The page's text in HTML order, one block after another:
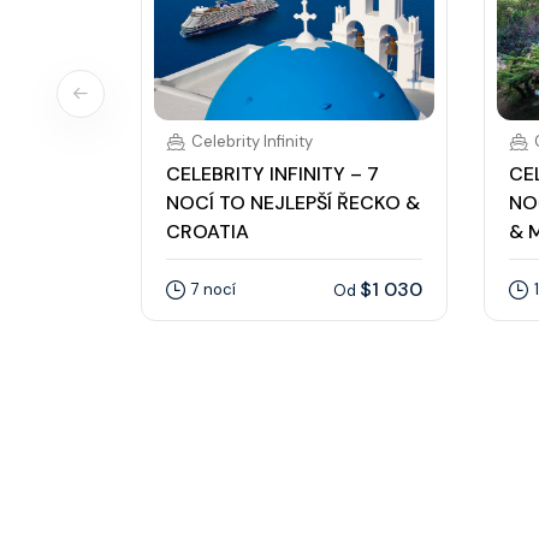
Celebrity Infinity
CELEBRITY INFINITY – 7
NOCÍ TO NEJLEPŠÍ ŘECKO &
CROATIA
7 nocí Od $1 030
&